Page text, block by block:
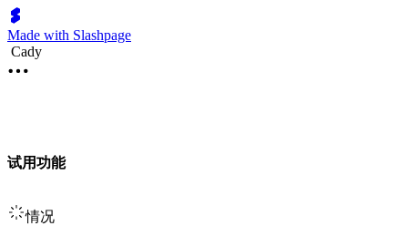
Made with Slashpage
Cady
试用功能
情况